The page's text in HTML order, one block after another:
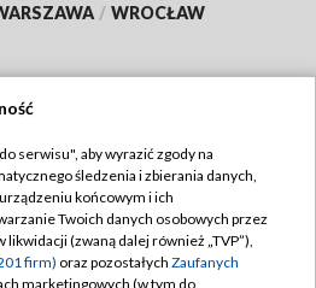
/ WROCŁAW
TVP
TVP
prywatności
serwisu", aby wyrazić zgody na
śledzenia i zbierania danych,
końcowym i ich
Twoich danych osobowych przez
likwidacji (zwaną dalej również „TVP”),
firm) oraz pozostałych Zaufanych
marketingowych (w tym do